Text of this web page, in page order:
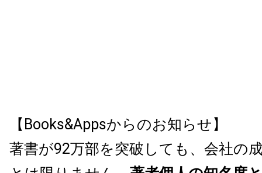
【Books&Appsからのお知らせ】
著書が92万部を突破しても、会社の